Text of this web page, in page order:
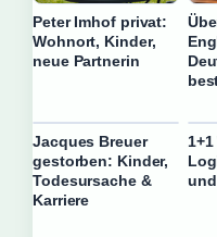
Peter Imhof privat:
Wohnort, Kinder,
neue Partnerin
Jacques Breuer
gestorben: Kinder,
Todesursache &
Karriere